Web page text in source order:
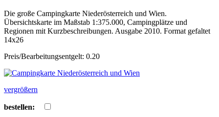
Die große Campingkarte Niederösterreich und Wien.
Übersichtskarte im Maßstab 1:375.000, Campingplätze und
Regionen mit Kurzbeschreibungen. Ausgabe 2010. Format gefaltet
14x26
Preis/Bearbeitungsentgelt: 0.20
vergrößern
bestellen: